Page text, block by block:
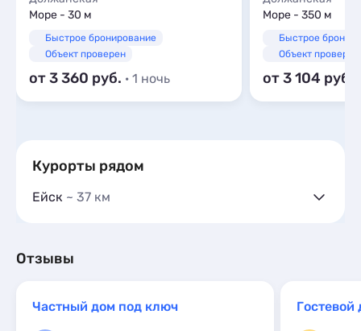
Море - 30 м
Быстрое бронирование
Объект проверен
от 3 360 · 1 ночь
Море - 350 м
Быстрое
Объект проверен
от 3 104
Курорты рядом
Ейск ~ 37 км
Гостиницы и отели
Комнаты 1
Отзывы
Частный дом под ключ Гостевой